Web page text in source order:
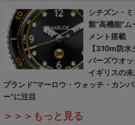
シチズン・ミ
製“高機能”ム
メント搭載
【310m防水
バーズウオッ
イギリスの
ブランド“マーロウ・ウォッチ・カン
ー”に注目
＞＞＞もっと見る